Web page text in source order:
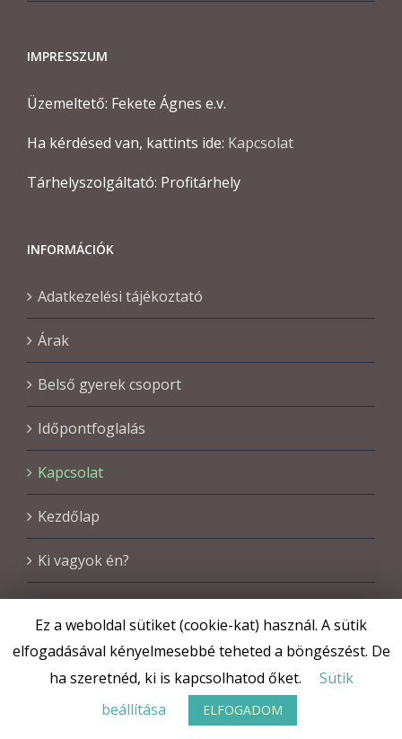
IMPRESSZUM
Üzemeltető: Fekete Ágnes e.v.
Ha kérdésed van, kattints ide: Kapcsolat
Tárhelyszolgáltató: Profitárhely
INFORMÁCIÓK
Adatkezelési tájékoztató
Árak
Belső gyerek csoport
Időpontfoglalás
Kapcsolat
Kezdőlap
Ki vagyok én?
Copyright Fekete Agnes | Minden jog fenntartva
Ez a weboldal sütiket (cookie-kat) használ. A sütik
elfogadásával kényelmesebbé teheted a böngészést. De
ha szeretnéd, ki is kapcsolhatod őket.
Sütik
beállítása
ELFOGADOM